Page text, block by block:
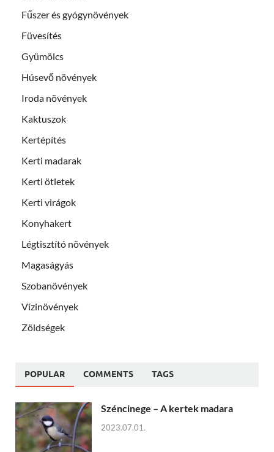
Fűszer és gyógynövények
Füvesítés
Gyümölcs
Húsevő növények
Iroda növények
Kaktuszok
Kertépítés
Kerti madarak
Kerti ötletek
Kerti virágok
Konyhakert
Légtisztító növények
Magaságyás
Szobanövények
Vízinövények
Zöldségek
POPULAR COMMENTS TAGS
Széncinege – A kertek madara
2023.07.01.